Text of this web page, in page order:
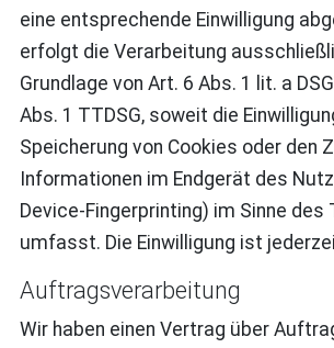
eine entsprechende Einwilligung
erfolgt die Verarbeitung
Grundlage von Art. 6 Abs. 1 lit. a
Abs. 1 TTDSG, soweit die
Speicherung von Cookies oder den
Informationen im Endgerät des
Device-Fingerprinting) im Sinne des
umfasst. Die Einwilligung ist
Auftragsverarbeitung
Wir haben einen Vertrag über